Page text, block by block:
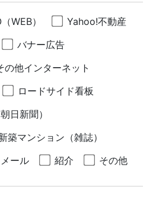
WEB）
Yahoo!不動産
バナー広告
の他インターネット
ロードサイド看板
日新聞）
築マンション（雑誌）
ール
紹介 その他